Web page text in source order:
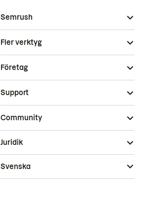
Semrush
Fler verktyg
Företag
Support
Community
Juridik
Svenska